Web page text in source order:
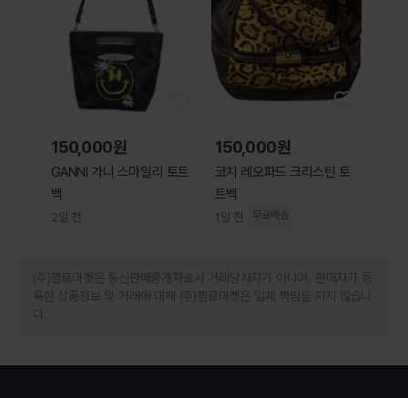
150,000원
GANNI 가니 스마일리 토트
백
2일 전
150,000원
코치 레오파드 크리스틴 토
트백
1일 전 무료배송
(주)헬로마켓은 통신판매중개자로서 거래당사자가 아니며, 판매자가 등
록한 상품정보 및 거래에 대해 (주)헬로마켓은 일체 책임을 지지 않습니
다.